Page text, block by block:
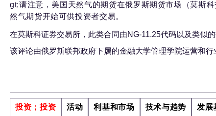
gt;请注意，美国天然气的期货在俄罗斯期货市场（莫斯
然气期货开始可供投资者交易。
在莫斯科证券交易所，此类合同由NG-11.25代码以及类似
该评论由俄罗斯联邦政府下属的金融大学管理学院运营和
投资；投资 活动 利基和市场 技术与趋势 发展